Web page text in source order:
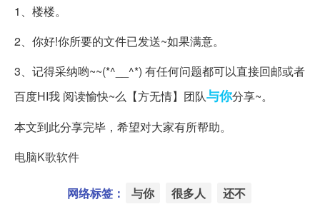
1、楼楼。
2、你好!你所要的文件已发送~如果满意。
3、记得采纳哟~~(*^__^*) 有任何问题都可以直接回邮或者
百度HI我 阅读愉快~么【方无情】团队与你分享~。
本文到此分享完毕，希望对大家有所帮助。
电脑K歌软件
网络标签： 与你 很多人 还不